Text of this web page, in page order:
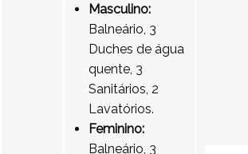
Masculino:
Balneário, 3
Duches de água
quente, 3
Sanitários, 2
Lavatórios.
Feminino:
Balneário, 3